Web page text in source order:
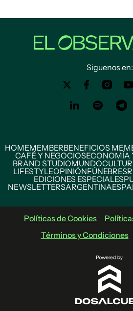
Siguenos en:
HOMEMEMBERBENEFICIOS
CAFÉ Y NEGOCIOSECONOMÍA
BRAND STUDIOMUNDO
LIFESTYLEOPINIÓNFÚNEBRES
EDICIONES ESPECIALES
NEWSLETTERSARGENTINA
Políticas de Cookies
Términos y Condiciones